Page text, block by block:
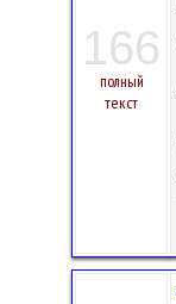
166
полный
текст